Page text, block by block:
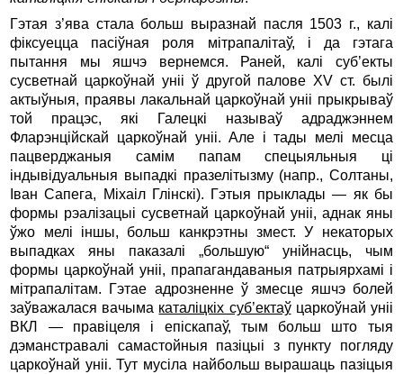
Гэтая з’ява стала больш выразнай пасля 1503 г., калі
фіксуецца пасіўная роля мітрапалітаў, і да гэтага
пытання мы яшчэ вернемся. Раней, калі суб’екты
сусветнай царкоўнай уніі ў другой палове XV ст. былі
актыўныя, праявы лакальнай царкоўнай уніі прыкрываў
той працэс, які Галецкі называў адраджэннем
Фларэнційскай царкоўнай уніі. Але і тады мелі месца
пацверджаныя самім папам спецыяльныя ці
індывідуальныя выпадкі празелітызму (напр., Солтаны,
Іван Сапега, Міхаіл Глінскі). Гэтыя прыклады — як бы
формы рэалізацыі сусветнай царкоўнай уніі, аднак яны
ўжо мелі іншы, больш канкрэтны змест. У некаторых
выпадках яны паказалі „большую“ унійнасць, чым
формы царкоўнай уніі, прапагандаваныя патрыярхамі і
мітрапалітам. Гэтае адрозненне ў змесце яшчэ болей
заўважалася вачыма каталіцкіх суб’ектаўцаркоўнай уніі
ВКЛ — правіцеля і епіскапаў, тым больш што тыя
дэманстравалі самастойныя пазіцыі з пункту погляду
царкоўнай уніі. Тут мусіла найбольш вырашаць пазіцыя